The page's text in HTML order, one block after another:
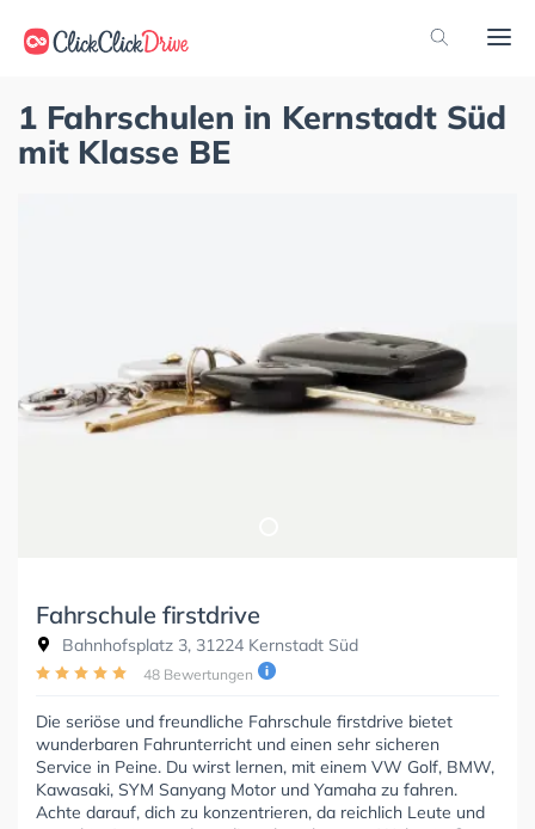
1 Fahrschulen in Kernstadt Süd
mit Klasse BE
Fahrschule firstdrive
Bahnhofsplatz 3, 31224 Kernstadt Süd
48 Bewertungen
Die seriöse und freundliche Fahrschule firstdrive bietet
wunderbaren Fahrunterricht und einen sehr sicheren
Service in Peine. Du wirst lernen, mit einem VW Golf, BMW,
Kawasaki, SYM Sanyang Motor und Yamaha zu fahren.
Achte darauf, dich zu konzentrieren, da reichlich Leute und